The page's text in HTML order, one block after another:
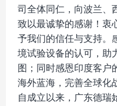
司全体同仁，向波兰、
致以最诚挚的感谢！衷
予我们的信任与支持。
境试验设备的认可，助
图；同时感恩印度客户
海外蓝海，完善全球化
自成立以来，广东德瑞